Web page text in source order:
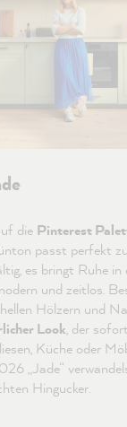
die Pinterest
passt perfekt
es bringt Ruhe in
und zeitlos.
Hölzern und
Look, der
Küche oder
„Jade“
Hingucker.